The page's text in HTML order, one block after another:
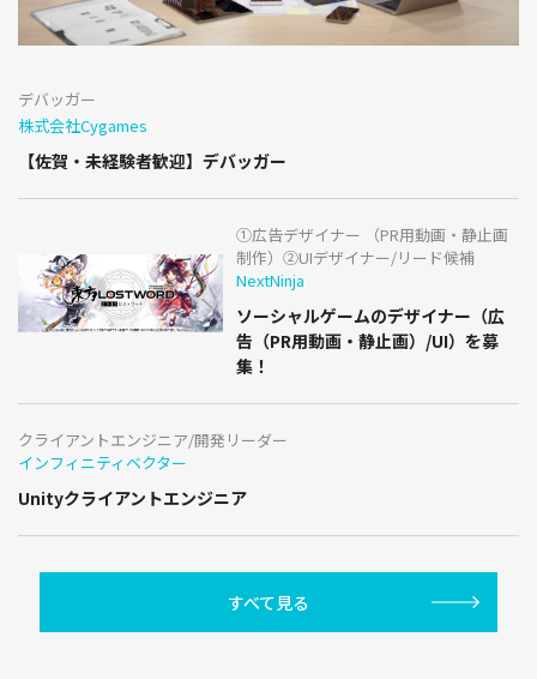
デバッガー
株式会社Cygames
【佐賀・未経験者歓迎】デバッガー
①広告デザイナー （PR用動画・静止画
制作）②UIデザイナー/リード候補
NextNinja
ソーシャルゲームのデザイナー（広
告（PR用動画・静止画）/UI）を募
集！
クライアントエンジニア/開発リーダー
インフィニティベクター
Unityクライアントエンジニア
すべて見る